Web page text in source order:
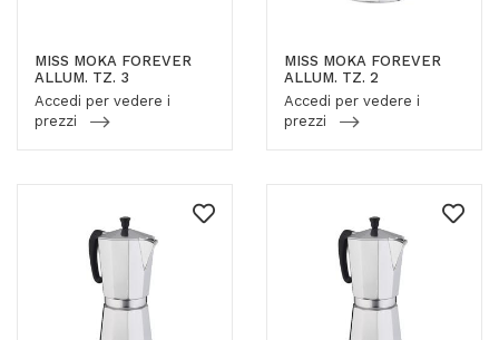
MISS MOKA FOREVER
ALLUM. TZ. 3
Accedi per vedere i
prezzi
MISS MOKA FOREVER
ALLUM. TZ. 2
Accedi per vedere i
prezzi